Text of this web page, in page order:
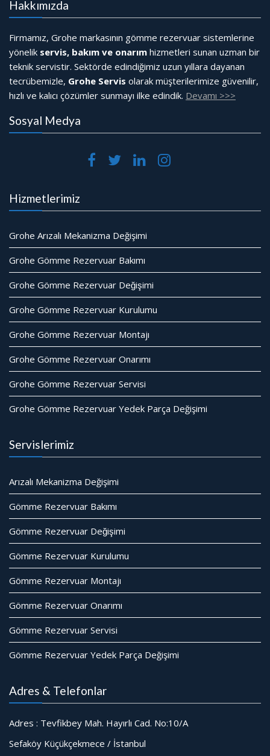
Hakkımızda
Firmamız, Grohe markasının gömme rezervuar sistemlerine
yönelik servis, bakım ve onarım hizmetleri sunan uzman bir
teknik servistir. Sektörde edindiğimiz uzun yıllara dayanan
tecrübemizle, Grohe Servis olarak müşterilerimize güvenilir,
hızlı ve kalıcı çözümler sunmayı ilke edindik. Devamı >>>
Sosyal Medya
Hizmetlerimiz
Grohe Arızalı Mekanizma Değişimi
Grohe Gömme Rezervuar Bakımı
Grohe Gömme Rezervuar Değişimi
Grohe Gömme Rezervuar Kurulumu
Grohe Gömme Rezervuar Montajı
Grohe Gömme Rezervuar Onarımı
Grohe Gömme Rezervuar Servisi
Grohe Gömme Rezervuar Yedek Parça Değişimi
Servislerimiz
Arızalı Mekanizma Değişimi
Gömme Rezervuar Bakımı
Gömme Rezervuar Değişimi
Gömme Rezervuar Kurulumu
Gömme Rezervuar Montajı
Gömme Rezervuar Onarımı
Gömme Rezervuar Servisi
Gömme Rezervuar Yedek Parça Değişimi
Adres & Telefonlar
Adres : Tevfikbey Mah. Hayırlı Cad. No:10/A
Sefaköy Küçükçekmece / İstanbul